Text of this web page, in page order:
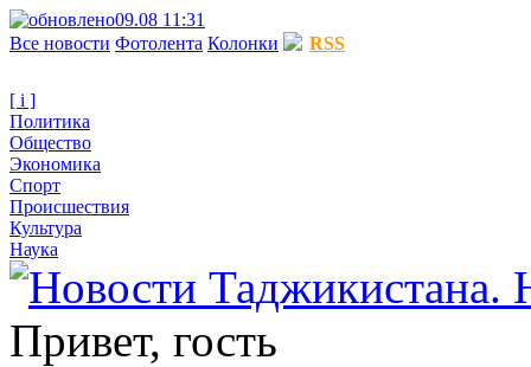
09.08 11:31
Все новости Фотолента Колонки RSS
[ i ]
Политика
Общество
Экономика
Спорт
Происшествия
Культура
Наука
Привет, гость